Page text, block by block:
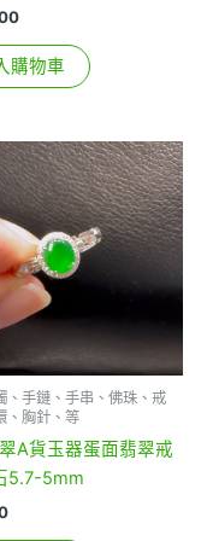
購物車
、手鏈、手串、佛珠、戒
、胸針、等
A貨玉器蛋面翡翠戒
5.7-5mm